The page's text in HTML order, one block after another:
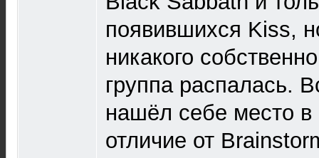
появившихся Kiss,
никакого
группа распалась.
нашёл себе место
отличие от